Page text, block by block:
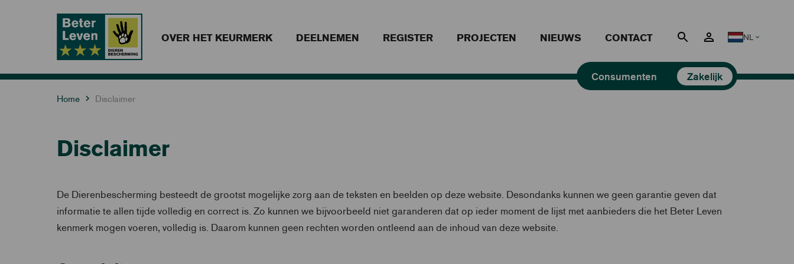
OVER HET KEURMERK DEELNEMEN REGISTER PROJECTEN NIEUWS CONTACT
NL
Consumenten Zakelijk
Home Disclaimer
Disclaimer
De Dierenbescherming besteedt de grootst mogelijke zorg aan de teksten en beelden op deze website. Desondanks kunnen we geen garantie geven dat
informatie te allen tijde volledig en correct is. Zo kunnen we bijvoorbeeld niet garanderen dat op ieder moment de lijst met aanbieders die het Beter Leven
kenmerk mogen voeren, volledig is. Daarom kunnen geen rechten worden ontleend aan de inhoud van deze website.